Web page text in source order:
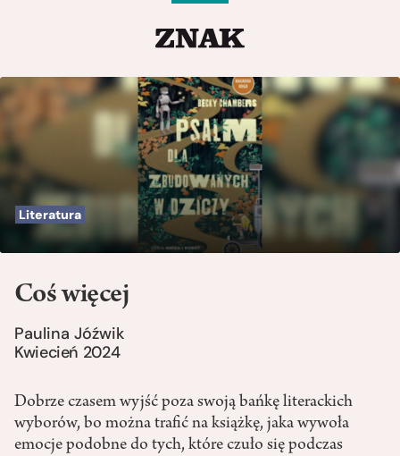
Literatura
Coś więcej
Paulina Jóźwik
Kwiecień 2024
Dobrze czasem wyjść poza swoją bańkę literackich
wyborów, bo można trafić na książkę, jaka wywoła
emocje podobne do tych, które czuło się podczas